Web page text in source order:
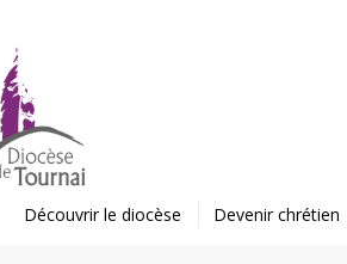
Découvrir le diocèse Devenir chrétien